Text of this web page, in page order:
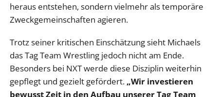
heraus entstehen, sondern vielmehr als temporäre
Zweckgemeinschaften agieren.
Trotz seiner kritischen Einschätzung sieht Michaels
das Tag Team Wrestling jedoch nicht am Ende.
Besonders bei NXT werde diese Disziplin weiterhin
gepflegt und gezielt gefördert. „Wir investieren
bewusst Zeit in den Aufbau unserer Tag Team